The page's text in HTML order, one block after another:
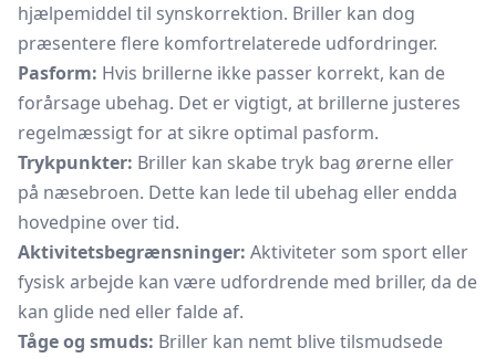
hjælpemiddel til synskorrektion. Briller kan dog
præsentere flere komfortrelaterede udfordringer.
Pasform: Hvis brillerne ikke passer korrekt, kan de
forårsage ubehag. Det er vigtigt, at brillerne justeres
regelmæssigt for at sikre optimal pasform.
Trykpunkter: Briller kan skabe tryk bag ørerne eller
på næsebroen. Dette kan lede til ubehag eller endda
hovedpine over tid.
Aktivitetsbegrænsninger: Aktiviteter som sport eller
fysisk arbejde kan være udfordrende med briller, da de
kan glide ned eller falde af.
Tåge og smuds: Briller kan nemt blive tilsmudsede